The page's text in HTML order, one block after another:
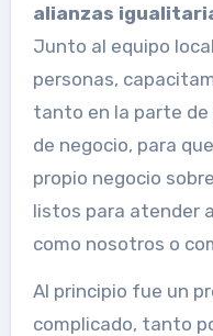
alianzas
Junto al equipo
personas,
tanto en la parte
de negocio, para
propio negocio
listos para atender
como nosotros o
Al principio fue un
complicado, tanto